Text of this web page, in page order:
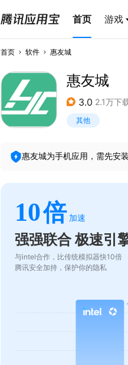
首页 游戏
首页 软件 惠友城
惠友城
3.0 2.1万下
其他
惠友城为手机应用，需先安
10倍 加速
强强联合 极速引
与intel合作，比传统模拟器快10倍
腾讯安全加持，保护你的隐私